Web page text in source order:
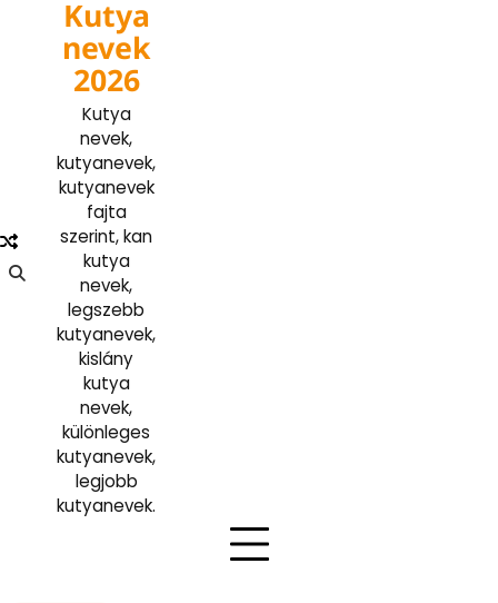
content
Kutya
nevek
2026
Kutya
nevek,
kutyanevek,
kutyanevek
fajta
szerint, kan
kutya
nevek,
legszebb
kutyanevek,
kislány
kutya
nevek,
különleges
kutyanevek,
legjobb
kutyanevek.